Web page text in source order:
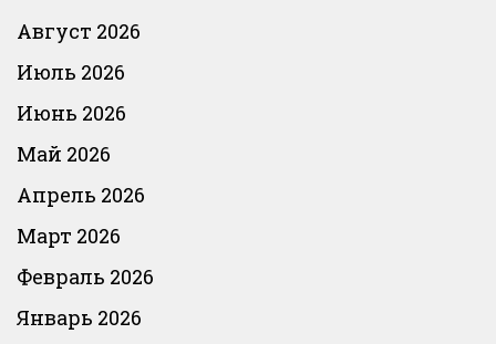
Август 2026
Июль 2026
Июнь 2026
Май 2026
Апрель 2026
Март 2026
Февраль 2026
Январь 2026